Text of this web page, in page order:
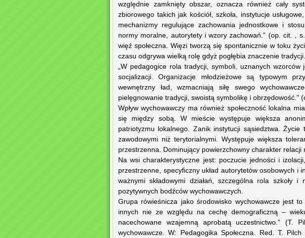
względnie zamknięty obszar, oznacza również cały
zbiorowego takich jak kościół, szkoła, instytucje
mechanizmy regulujące zachowania jednostkowe i
normy moralne, autorytety i wzory zachowań.” (op. cit. ,
więź społeczna. Więzi tworzą się spontanicznie w toku
czasu odgrywa wielką rolę gdyż pogłębia znaczenie tradycji.
„W pedagogice rola tradycji, symboli, uznanych wzorców
socjalizacji. Organizacje młodzieżowe są typowym
wewnętrzny ład, wzmacniają siłę swego
pielęgnowanie tradycji, swoistą symbolikę i obrzędowość.”
Wpływ wychowawczy ma również społeczność lokalna
się między sobą. W mieście występuje większa
patriotyzmu lokalnego. Zanik instytucji sąsiedztwa. Życie
zawodowymi niż terytorialnymi. Występuje większa
przestrzenna. Dominujący powierzchowny charakter relacji
Na wsi charakterystyczne jest: poczucie jedności i
przestrzenne, specyficzny układ autorytetów osobowych i
ważnymi składowymi działań, szczególna rola szkoły
pozytywnych bodźców wychowawczych.
Grupa rówieśnicza jako środowisko wychowawcze jest to
innych nie ze względu na cechę demograficzną –
nacechowane wzajemną aprobatą uczestnictwo.” (T.
wychowawcze. W: Pedagogika Społeczna. Red. T.